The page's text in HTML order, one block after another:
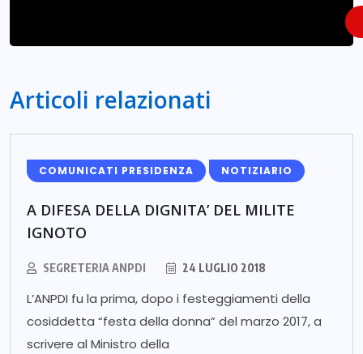
Articoli relazionati
COMUNICATI PRESIDENZA NOTIZIARIO
A DIFESA DELLA DIGNITA’ DEL MILITE
IGNOTO
SEGRETERIA ANPDI 24 LUGLIO 2018
L’ANPDI fu la prima, dopo i festeggiamenti della
cosiddetta “festa della donna” del marzo 2017, a
scrivere al Ministro della